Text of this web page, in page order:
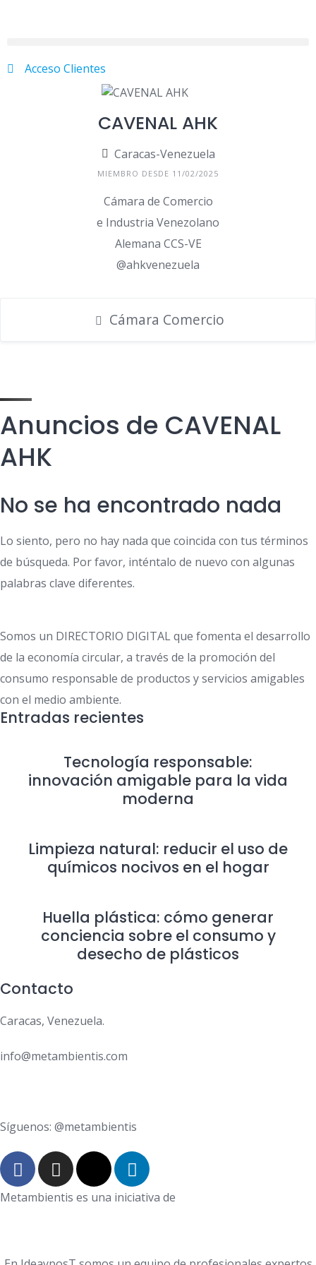
Acceso Clientes
CAVENAL AHK
Caracas-Venezuela
MIEMBRO DESDE 11/02/2025
Cámara de Comercio
e Industria Venezolano
Alemana CCS-VE
@ahkvenezuela
Cámara Comercio
Anuncios de CAVENAL
AHK
No se ha encontrado nada
Lo siento, pero no hay nada que coincida con tus términos
de búsqueda. Por favor, inténtalo de nuevo con algunas
palabras clave diferentes.
Somos un DIRECTORIO DIGITAL que fomenta el desarrollo
de la economía circular, a través de la promoción del
consumo responsable de productos y servicios amigables
con el medio ambiente.
Entradas recientes
Tecnología responsable:
innovación amigable para la vida
moderna
Limpieza natural: reducir el uso de
químicos nocivos en el hogar
Huella plástica: cómo generar
conciencia sobre el consumo y
desecho de plásticos
Contacto
Caracas, Venezuela.
info@metambientis.com
Síguenos: @metambientis
Metambientis es una iniciativa de